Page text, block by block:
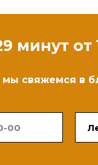
минут
мы свяжемся в